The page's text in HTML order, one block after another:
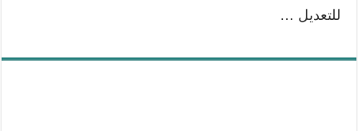
للتعديل …